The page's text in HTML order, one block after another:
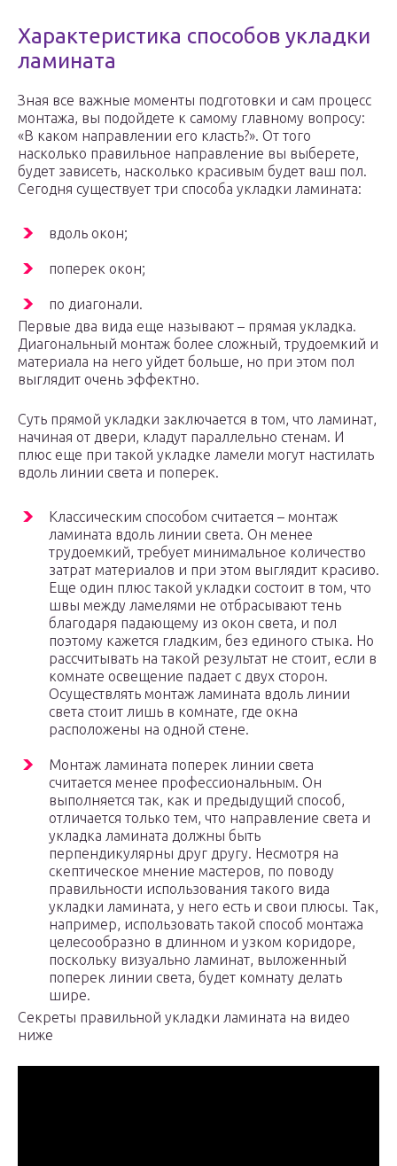
Характеристика способов укладки
ламината
Зная все важные моменты подготовки и сам процесс
монтажа, вы подойдете к самому главному вопросу:
«В каком направлении его класть?». От того
насколько правильное направление вы выберете,
будет зависеть, насколько красивым будет ваш пол.
Сегодня существует три способа укладки ламината:
вдоль окон;
поперек окон;
по диагонали.
Первые два вида еще называют – прямая укладка.
Диагональный монтаж более сложный, трудоемкий и
материала на него уйдет больше, но при этом пол
выглядит очень эффектно.
Суть прямой укладки заключается в том, что ламинат,
начиная от двери, кладут параллельно стенам. И
плюс еще при такой укладке ламели могут настилать
вдоль линии света и поперек.
Классическим способом считается – монтаж
ламината вдоль линии света. Он менее
трудоемкий, требует минимальное количество
затрат материалов и при этом выглядит красиво.
Еще один плюс такой укладки состоит в том, что
швы между ламелями не отбрасывают тень
благодаря падающему из окон света, и пол
поэтому кажется гладким, без единого стыка. Но
рассчитывать на такой результат не стоит, если в
комнате освещение падает с двух сторон.
Осуществлять монтаж ламината вдоль линии
света стоит лишь в комнате, где окна
расположены на одной стене.
Монтаж ламината поперек линии света
считается менее профессиональным. Он
выполняется так, как и предыдущий способ,
отличается только тем, что направление света и
укладка ламината должны быть
перпендикулярны друг другу. Несмотря на
скептическое мнение мастеров, по поводу
правильности использования такого вида
укладки ламината, у него есть и свои плюсы. Так,
например, использовать такой способ монтажа
целесообразно в длинном и узком коридоре,
поскольку визуально ламинат, выложенный
поперек линии света, будет комнату делать
шире.
Секреты правильной укладки ламината на видео
ниже